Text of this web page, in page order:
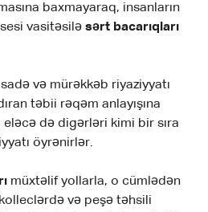
baxmayaraq, insanların
vasitəsilə sərt bacarıqları
və mürəkkəb riyaziyyatı
təbii rəqəm anlayışına
də digərləri kimi bir sıra
öyrənirlər.
müxtəlif yollarla, o cümlədən
və peşə təhsili